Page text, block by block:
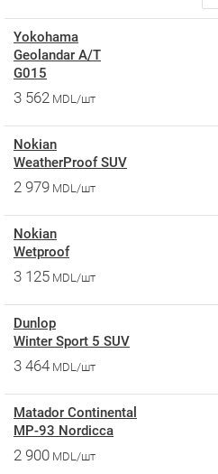
Yokohama
Geolandar A/T
G015
3 562 MDL/шт
Nokian
WeatherProof SUV
2 979 MDL/шт
Nokian
Wetproof
3 125 MDL/шт
Dunlop
Winter Sport 5 SUV
3 464 MDL/шт
Matador Continental
MP-93 Nordicca
2 900 MDL/шт